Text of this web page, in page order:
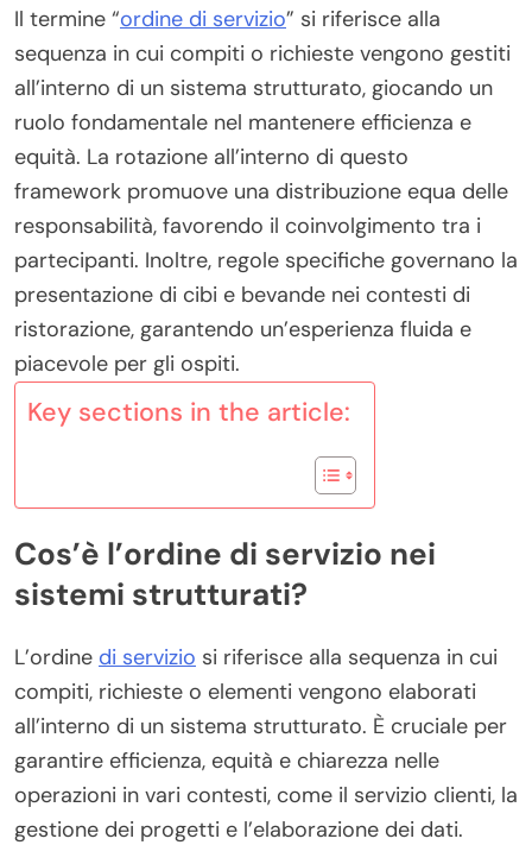
Il termine “ordine di servizio” si riferisce alla
sequenza in cui compiti o richieste vengono gestiti
all’interno di un sistema strutturato, giocando un
ruolo fondamentale nel mantenere efficienza e
equità. La rotazione all’interno di questo
framework promuove una distribuzione equa delle
responsabilità, favorendo il coinvolgimento tra i
partecipanti. Inoltre, regole specifiche governano la
presentazione di cibi e bevande nei contesti di
ristorazione, garantendo un’esperienza fluida e
piacevole per gli ospiti.
Key sections in the article:
Cos’è l’ordine di servizio nei
sistemi strutturati?
L’ordine di servizio si riferisce alla sequenza in cui
compiti, richieste o elementi vengono elaborati
all’interno di un sistema strutturato. È cruciale per
garantire efficienza, equità e chiarezza nelle
operazioni in vari contesti, come il servizio clienti, la
gestione dei progetti e l’elaborazione dei dati.